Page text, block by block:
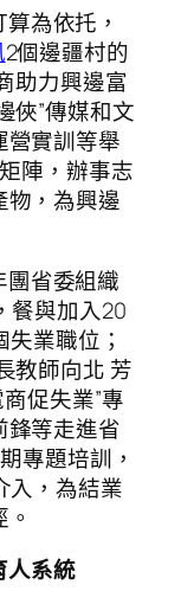
為依托，
2個邊疆村的
助力興邊富
俠”傳媒和文
營實訓等舉
陣，辦事志
物，為興邊
省委組織
餐與加入20
業職位；
教師向北 芳
促失業”專
鋒等走進省
專題培訓，
入，為結業
人系統